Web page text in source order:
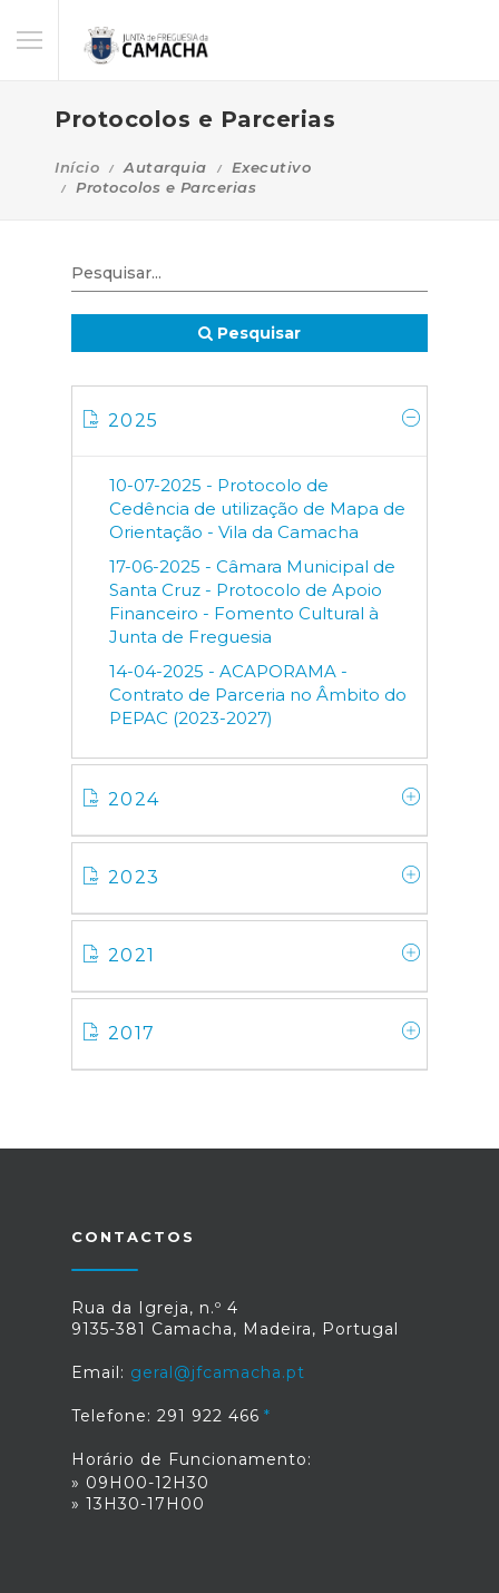
Protocolos e Parcerias
Início Autarquia
Executivo
Protocolos e Parcerias
Pesquisar
2025
10-07-2025 - Protocolo de
Cedência de utilização de Mapa de
Orientação - Vila da Camacha
17-06-2025 - Câmara Municipal de
Santa Cruz - Protocolo de Apoio
Financeiro - Fomento Cultural à
Junta de Freguesia
14-04-2025 - ACAPORAMA -
Contrato de Parceria no Âmbito do
PEPAC (2023-2027)
2024
2023
2021
2017
CONTACTOS
Rua da Igreja, n.º 4
9135-381 Camacha, Madeira, Portugal
Email: geral@jfcamacha.pt
Telefone: 291 922 466
Horário de Funcionamento:
» 09H00-12H30
» 13H30-17H00